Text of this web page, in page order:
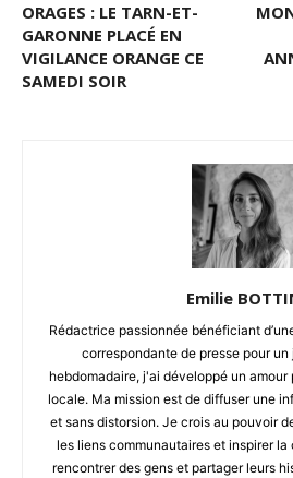
ORAGES : LE TARN-ET-
GARONNE PLACÉ EN
VIGILANCE ORANGE CE
SAMEDI SOIR
Emilie
Rédactrice passionnée bénéficiant
correspondante de presse pour
hebdomadaire, j'ai développé un
locale. Ma mission est de diffuser une
et sans distorsion. Je crois au pouvoir
les liens communautaires et inspirer
rencontrer des gens et partager leurs